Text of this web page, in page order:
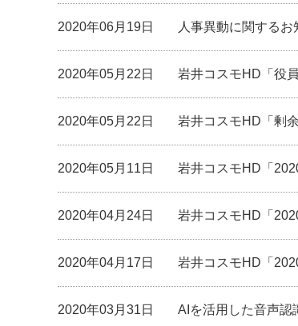
2020年06月19日 人事異動に関するお
2020年05月22日 岩井コスモHD「役
2020年05月22日 岩井コスモHD「剰
2020年05月11日 岩井コスモHD「
2020年04月24日 岩井コスモHD「
2020年04月17日 岩井コスモHD「
2020年03月31日 AIを活用した音声認